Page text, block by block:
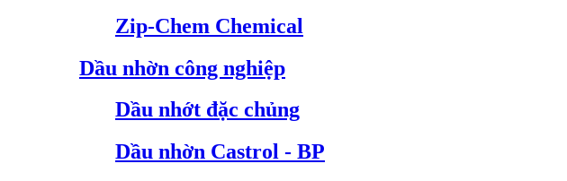
Zip-Chem Chemical
Dầu nhờn công nghiệp
Dầu nhớt đặc chủng
Dầu nhờn Castrol - BP